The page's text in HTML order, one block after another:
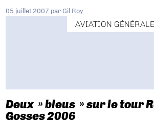
05 juillet 2007 parGil Roy
AVIATION GÉNÉRALE
Deux » bleus » sur le tour
Gosses 2006